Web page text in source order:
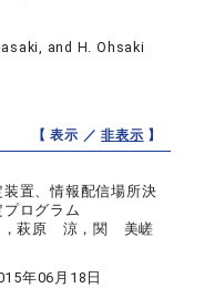
and H. Ohsaki
【 表示 ／非表示 】
置、情報配信場所決
ログラム
，萩原 涼，関 美嵯
年06月18日